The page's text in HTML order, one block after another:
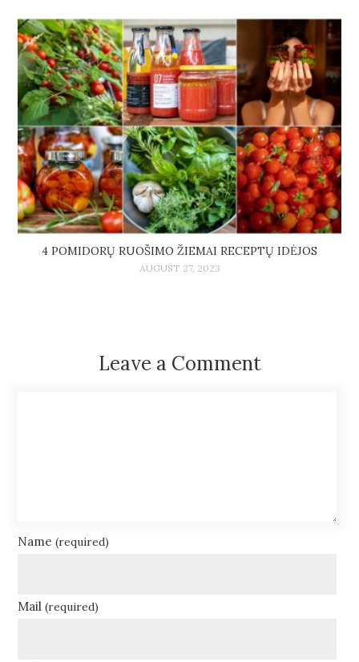
4 POMIDORŲ RUOŠIMO ŽIEMAI RECEPTŲ IDĖJOS
AUGUST 27, 2023
Leave a Comment
Name(required)
Mail(required)